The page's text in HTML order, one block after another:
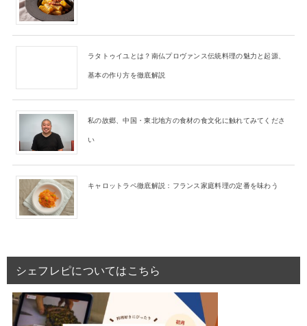
ラタトゥイユとは？南仏プロヴァンス伝統料理の魅力と起源、
基本の作り方を徹底解説
私の故郷、中国・東北地方の食材の食文化に触れてみてくださ
い
キャロットラペ徹底解説：フランス家庭料理の定番を味わう
シェフレピについてはこちら